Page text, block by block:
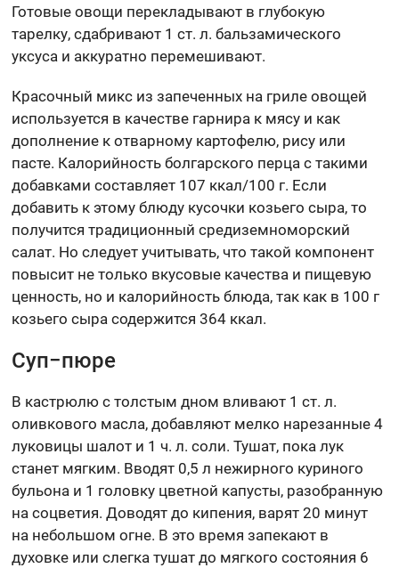
Готовые овощи перекладывают в глубокую
тарелку, сдабривают 1 ст. л. бальзамического
уксуса и аккуратно перемешивают.
Красочный микс из запеченных на гриле овощей
используется в качестве гарнира к мясу и как
дополнение к отварному картофелю, рису или
пасте. Калорийность болгарского перца с такими
добавками составляет 107 ккал/100 г. Если
добавить к этому блюду кусочки козьего сыра, то
получится традиционный средиземноморский
салат. Но следует учитывать, что такой компонент
повысит не только вкусовые качества и пищевую
ценность, но и калорийность блюда, так как в 100 г
козьего сыра содержится 364 ккал.
Суп−пюре
В кастрюлю с толстым дном вливают 1 ст. л.
оливкового масла, добавляют мелко нарезанные 4
луковицы шалот и 1 ч. л. соли. Тушат, пока лук
станет мягким. Вводят 0,5 л нежирного куриного
бульона и 1 головку цветной капусты, разобранную
на соцветия. Доводят до кипения, варят 20 минут
на небольшом огне. В это время запекают в
духовке или слегка тушат до мягкого состояния 6